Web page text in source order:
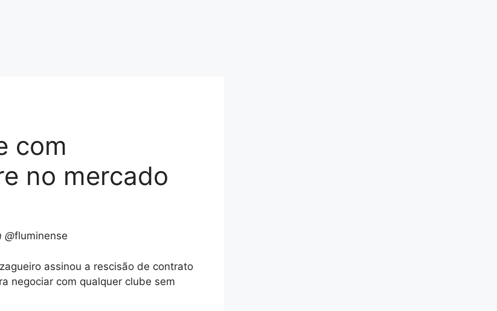
com
no mercado
@fluminense
assinou a rescisão de contrato
negociar com qualquer clube sem